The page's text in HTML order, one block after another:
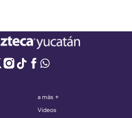
a más +
Videos